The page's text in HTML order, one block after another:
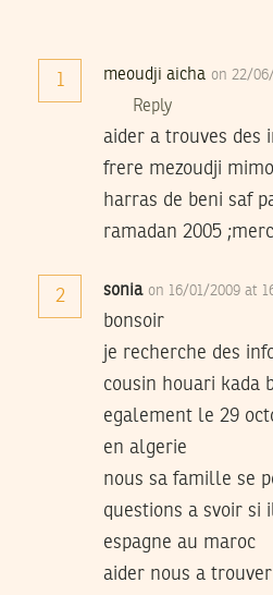
1 meoudji aicha on 22/
Reply
aider a trouves des
frere mezoudji
harras de beni saf
ramadan 2005
2 sonia on 16/01/2009 at
bonsoir
je recherche des
cousin houari kada
egalement le 29
en algerie
nous sa famille se
questions a svoir si
espagne au maroc
aider nous a